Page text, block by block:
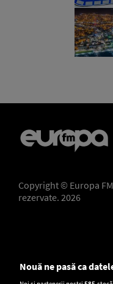
Copyright © Europa
rezervate. 2026
Nouă ne pasă ca